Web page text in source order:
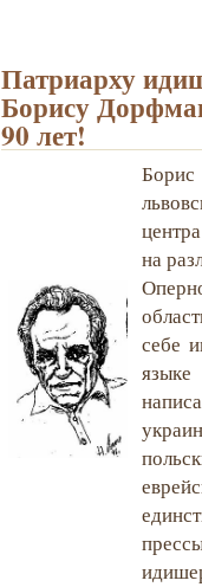
Патриарху
Борису
90 лет!
на
себе